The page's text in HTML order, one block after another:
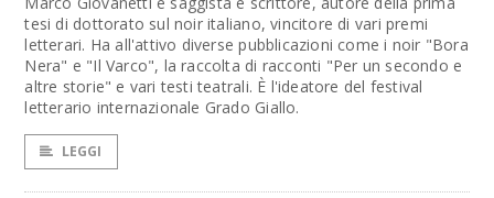
tesi di dottorato sul noir italiano, vincitore di vari premi
letterari. Ha all'attivo diverse pubblicazioni come i noir "Bora
Nera" e "Il Varco", la raccolta di racconti "Per un secondo e
altre storie" e vari testi teatrali. È l'ideatore del festival
letterario internazionale Grado Giallo.
LEGGI